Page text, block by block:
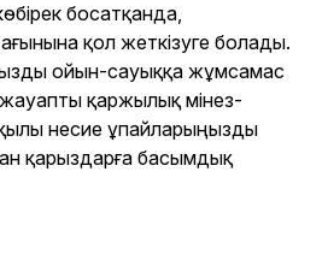
босатқанда,
қол жеткізуге болады.
ойын-сауыққа жұмсамас
қаржылық мінез-
несие ұпайларыңызды
қарыздарға басымдық